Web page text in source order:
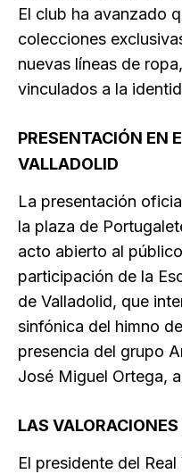
El club ha avanzado
colecciones
nuevas líneas de
vinculados a la
PRESENTACIÓN EN
VALLADOLID
La presentación
la plaza de
acto abierto al
participación de la
de Valladolid, que
sinfónica del himno
presencia del grupo
José Miguel Ortega,
LAS VALORACIONES
El presidente del